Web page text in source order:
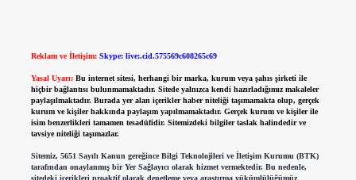
Reklam ve İletişim: Skype: live:.cid.575569c608265c69
Yasal Uyarı: Bu internet sitesi, herhangi bir marka, kurum veya şahıs şirketi ile
hiçbir bağlantısı bulunmamaktadır. Sitede yalnızca kendi hazırladığımız makaleler
paylaşılmaktadır. Burada yer alan içerikler haber niteliği taşımamakta olup, gerçek
kurum ve kişiler hakkında paylaşım yapılmamaktadır. Gerçek kurum ve kişiler ile
isim benzerlikleri tamamen tesadüfidir. Sitemizdeki bilgiler taslak halindedir ve
tavsiye niteliği taşımazlar.
Sitemiz, 5651 Sayılı Kanun gereğince Bilgi Teknolojileri ve İletişim Kurumu (BTK)
tarafından onaylanmış bir Yer Sağlayıcı olarak hizmet vermektedir. Bu nedenle,